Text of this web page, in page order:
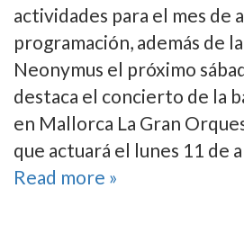
actividades para el mes de
programación, además de
Neonymus el próximo
destaca el concierto de la
en Mallorca La Gran
que actuará el lunes 11 de
Read more »